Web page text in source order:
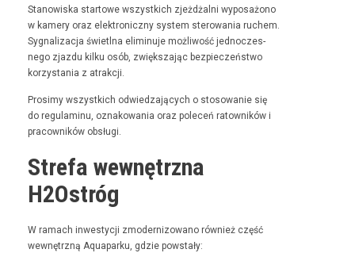
Stanowiska star­towe wszys­t­kich zjeżdżal­ni wyposażono
w kamery oraz elek­tron­iczny sys­tem sterowa­nia ruchem.
Syg­nal­iza­c­ja świ­etl­na elimin­u­je możli­wość jed­noczes­
nego zjaz­du kilku osób, zwięk­sza­jąc bez­pieczeńst­wo
korzys­ta­nia z atrakcji.
Prosimy wszys­t­kich odwiedza­ją­cych o stosowanie się
do reg­u­laminu, oznakowa­nia oraz pole­ceń ratown­ików i
pra­cown­ików obsługi.
Strefa wewnętrzna
H2Ostróg
W ramach inwest­y­cji zmod­ern­i­zowano również część
wewnętrzną Aqua­parku, gdzie powstały: